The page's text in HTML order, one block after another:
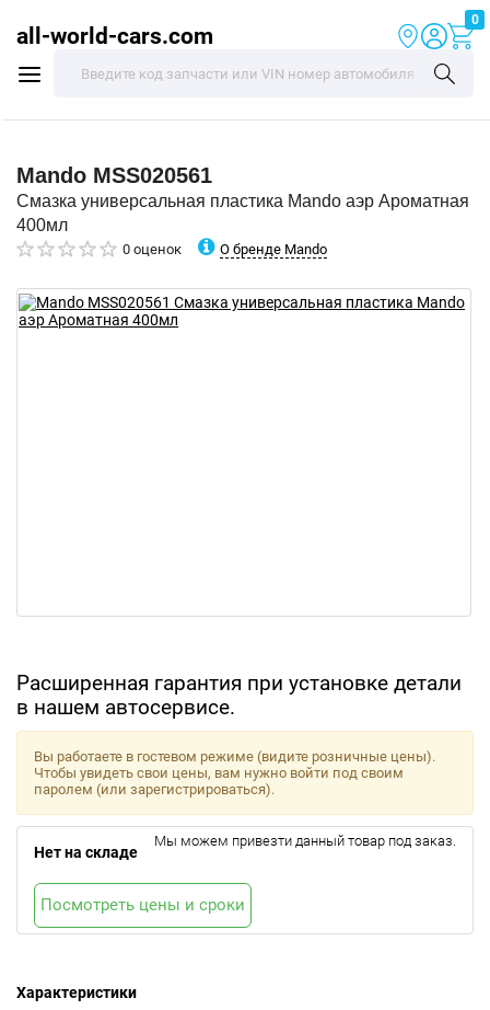
all-world-cars.com
0
Mando MSS020561
Смазка универсальная пластика Mando аэр Ароматная
400мл
0 оценок О бренде Mando
Расширенная гарантия при установке детали
в нашем автосервисе.
Характеристики
Вы работаете в гостевом режиме (видите розничные цены).
Чтобы увидеть свои цены, вам нужно войти под своим
паролем (или зарегистрироваться).
Нет на складе
Мы можем привезти данный товар под заказ.
Посмотреть цены и сроки